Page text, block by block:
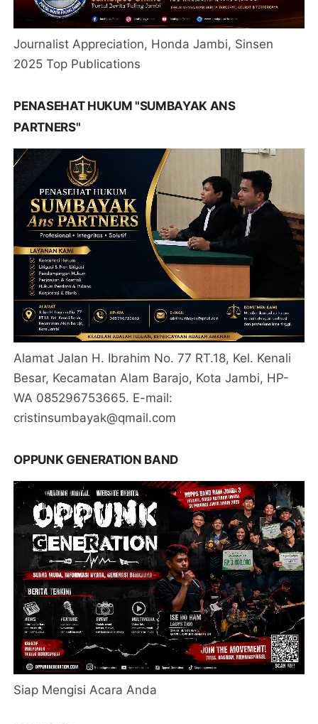
Journalist Appreciation, Honda Jambi, Sinsen
2025 Top Publications
PENASEHAT HUKUM "SUMBAYAK ANS
PARTNERS"
Alamat Jalan H. Ibrahim No. 77 RT.18, Kel. Kenali
Besar, Kecamatan Alam Barajo, Kota Jambi, HP-
WA 085296753665. E-mail:
cristinsumbayak@qmail.com
OPPUNK GENERATION BAND
Siap Mengisi Acara Anda